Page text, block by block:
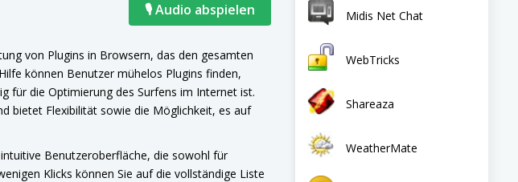
🎙 Audio abspielen
von Plugins in Browsern, das den gesamten
können Benutzer mühelos Plugins finden,
für die Optimierung des Surfens im Internet ist.
bietet Flexibilität sowie die Möglichkeit, es auf
Benutzeroberfläche, die sowohl für
Klicks können Sie auf die vollständige Liste
Midis Net Chat
WebTricks
Shareaza
WeatherMate